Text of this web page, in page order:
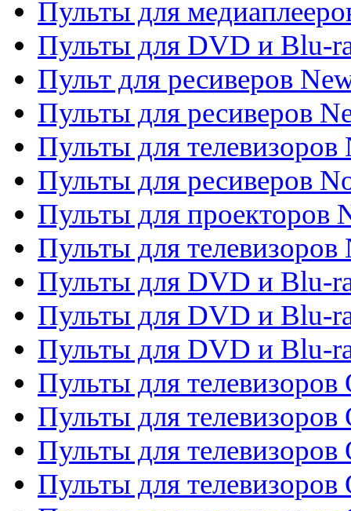
Пульты для
Пульты для DVD и Blu-
Пульт для ресиверов
Пульты для ресиверов
Пульты для телевизоров
Пульты для ресиверов
Пульты для проекторов
Пульты для телевизоров
Пульты для DVD и Blu-
Пульты для DVD и Blu-
Пульты для DVD и Blu-
Пульты для телевизоров
Пульты для телевизоров
Пульты для телевизоров
Пульты для телевизоров